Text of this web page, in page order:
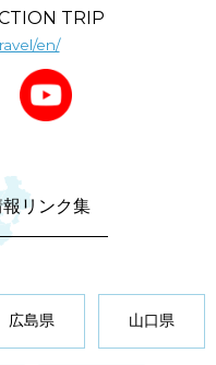
TRIP
en/
リンク集
広島県 山口県